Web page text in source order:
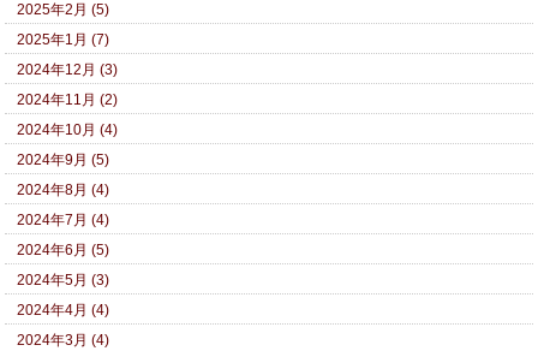
2025年2月 (5)
2025年1月 (7)
2024年12月 (3)
2024年11月 (2)
2024年10月 (4)
2024年9月 (5)
2024年8月 (4)
2024年7月 (4)
2024年6月 (5)
2024年5月 (3)
2024年4月 (4)
2024年3月 (4)